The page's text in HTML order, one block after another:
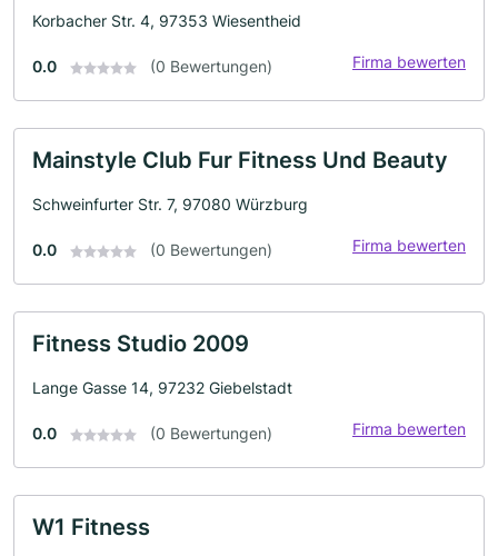
Korbacher Str. 4, 97353 Wiesentheid
0.0 (0 Bewertungen) Firma bewerten
Mainstyle Club Fur Fitness Und Beauty
Schweinfurter Str. 7, 97080 Würzburg
0.0 (0 Bewertungen) Firma bewerten
Fitness Studio 2009
Lange Gasse 14, 97232 Giebelstadt
0.0 (0 Bewertungen) Firma bewerten
W1 Fitness